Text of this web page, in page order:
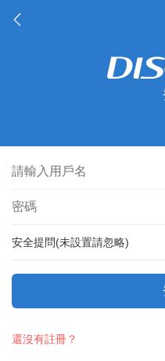
安全提問(未設置請忽略)
還沒有註冊？